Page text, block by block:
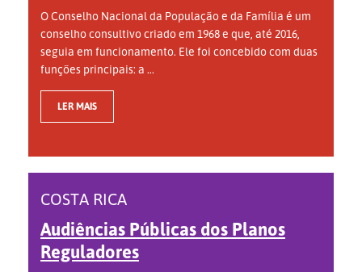
O Conselho Nacional da População e da Família é um
conselho consultivo criado em 1968 e que, até 2016,
seguia em funcionamento. Ele foi concebido com duas
funções principais: a ...
LER MAIS
COSTA RICA
Audiências Públicas dos Planos
Reguladores